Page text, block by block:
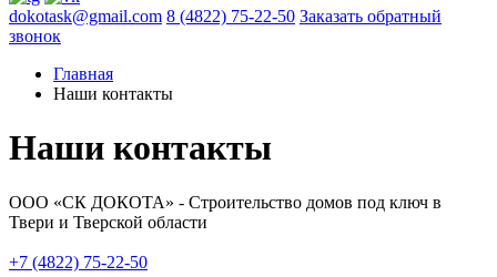
dokotask@gmail.com 8 (4822) 75-22-50 Заказать обратный
звонок
Главная
Наши контакты
Наши контакты
ООО «СК ДОКОТА» - Строительство домов под ключ в
Твери и Тверской области
+7 (4822) 75-22-50